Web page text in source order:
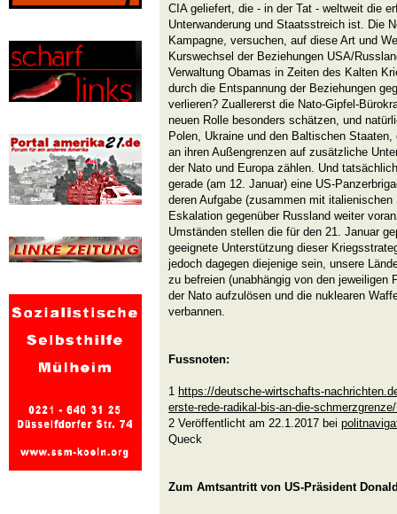
CIA geliefert, die - in der Tat - weltweit die
Unterwanderung und Staatsstreich ist. Die
Kampagne, versuchen, auf diese Art und
Kurswechsel der Beziehungen USA/
Verwaltung Obamas in Zeiten des Kalten
durch die Entspannung der Beziehungen
verlieren? Zuallererst die Nato-Gipfel-
neuen Rolle besonders schätzen, und
Polen, Ukraine und den Baltischen
an ihren Außengrenzen auf zusätzliche
der Nato und Europa zählen. Und
gerade (am 12. Januar) eine US-
deren Aufgabe (zusammen mit
Eskalation gegenüber Russland weiter
Umständen stellen die für den 21. Januar
geeignete Unterstützung dieser
jedoch dagegen diejenige sein, unsere
zu befreien (unabhängig von den jeweiligen
der Nato aufzulösen und die nuklearen
verbannen.
Fussnoten:
1 https://deutsche-wirtschafts-
erste-rede-radikal-bis-an-die-
2 Veröffentlicht am 22.1.2017 bei
Queck
Zum Amtsantritt von US-Präsident